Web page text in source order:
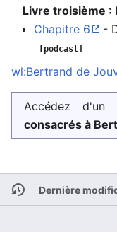
Livre troisième :
Chapitre 6
-
[podcast]
wl:Bertrand de
Accédez
consacrés à
Dernière